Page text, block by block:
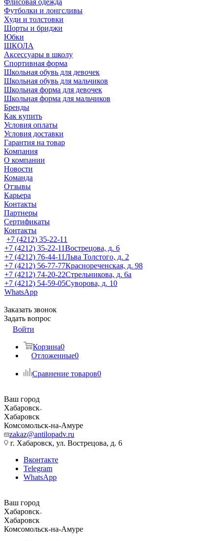
Флисовая одежда
Футболки и лонгсливы
Худи и толстовки
Шорты и бриджи
Юбки
ШКОЛА
Аксессуары в школу
Спортивная форма
Школьная обувь для девочек
Школьная обувь для мальчиков
Школьная форма для девочек
Школьная форма для мальчиков
Бренды
Как купить
Условия оплаты
Условия доставки
Гарантия на товар
Компания
О компании
Новости
Команда
Отзывы
Карьера
Контакты
Партнеры
Сертификаты
Контакты
+7 (4212) 35-22-11
+7 (4212) 35-22-11Вострецова, д. 6
+7 (4212) 76-44-11Льва Толстого, д. 2
+7 (4212) 56-77-77Краснореченская, д. 98
+7 (4212) 74-20-22Стрельникова, д. 6а
+7 (4212) 54-59-05Суворова, д. 10
WhatsApp
Заказать звонок
Задать вопрос
Войти
Корзина0
Отложенные0
Сравнение товаров0
Ваш город
Хабаровск
Хабаровск
Комсомольск-на-Амуре
zakaz@antilopadv.ru
г. Хабаровск, ул. Вострецова, д. 6
Вконтакте
Telegram
WhatsApp
Ваш город
Хабаровск
Хабаровск
Комсомольск-на-Амуре